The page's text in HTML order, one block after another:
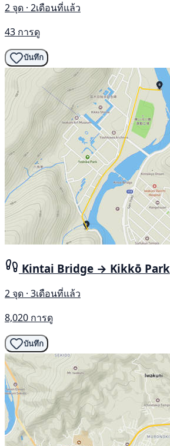
2 จุด · 2เดือนที่แล้ว
43 การดู
บันทึก
Kintai Bridge → Kikkō Park
2 จุด · 3เดือนที่แล้ว
8,020 การดู
บันทึก